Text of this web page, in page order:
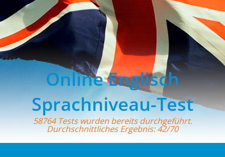
Online Englisch
Sprachniveau-Test
58764 Tests wurden bereits durchgeführt.
Durchschnittliches Ergebnis: 42/70